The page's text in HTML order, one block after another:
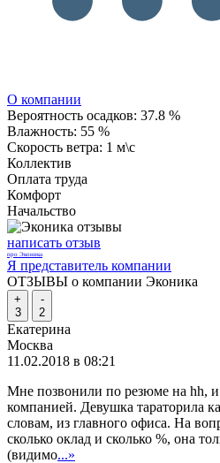
О компании
Вероятность осадков: 37.8 %
Влажность: 55 %
Скорость ветра: 1 м\с
Коллектив
Оплата труда
Комфорт
Начальство
написать отзыв
про Эконика
Я представитель компании
ОТЗЫВЫ о компании Эконика
+
3
-
2
Екатерина
Москва
11.02.2018 в 08:21
Мне позвонили по резюме на hh, и
компанией. Девушка тараторила
словам, из главного офиса. На
сколько оклад и сколько %, она
(видимо...»